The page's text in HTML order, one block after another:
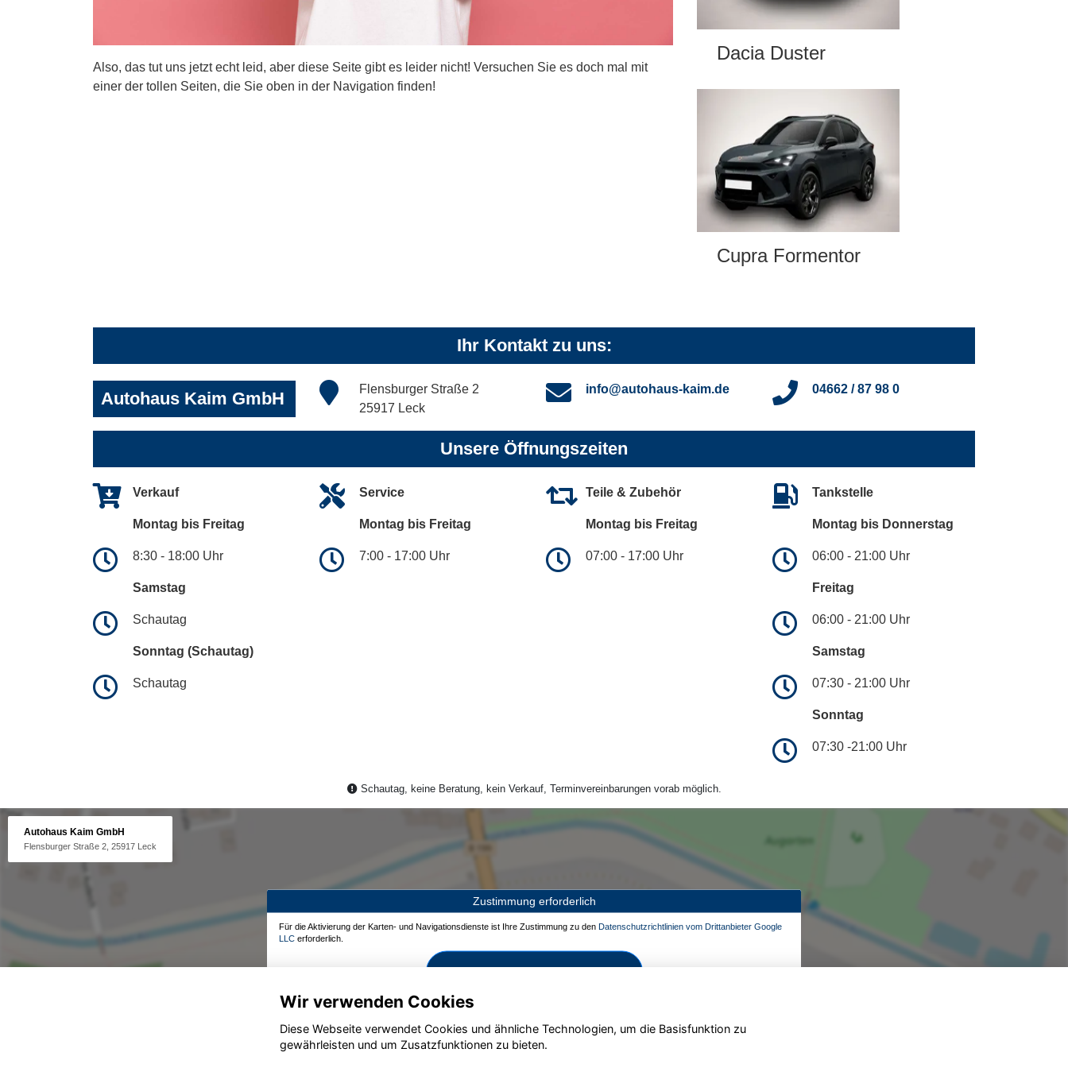
Also, das tut uns jetzt echt leid, aber diese Seite gibt es leider nicht! Versuchen Sie es doch mal mit
einer der tollen Seiten, die Sie oben in der Navigation finden!
Dacia Duster
Cupra Formentor
Ihr Kontakt zu uns:
Autohaus Kaim GmbH
Flensburger Straße 2
25917 Leck
info@autohaus-kaim.de 04662 / 87 98 0
Unsere Öffnungszeiten
Verkauf
Montag bis Freitag
8:30 - 18:00 Uhr
Samstag
Schautag
Sonntag (Schautag)
Schautag
Service
Montag bis Freitag
7:00 - 17:00 Uhr
Teile & Zubehör
Montag bis Freitag
07:00 - 17:00 Uhr
Tankstelle
Montag bis Donnerstag
06:00 - 21:00 Uhr
Freitag
06:00 - 21:00 Uhr
Samstag
07:30 - 21:00 Uhr
Sonntag
07:30 -21:00 Uhr
Schautag, keine Beratung, kein Verkauf, Terminvereinbarungen vorab möglich.
Autohaus Kaim GmbH
Flensburger Straße 2, 25917 Leck
Zustimmung erforderlich
Für die Aktivierung der Karten- und Navigationsdienste ist Ihre Zustimmung zu den Datenschutzrichtlinien vom Drittanbieter Google
LLC erforderlich.
Zustimmen und aktivieren
Wir verwenden Cookies
Diese Webseite verwendet Cookies und ähnliche Technologien, um die Basisfunktion zu
gewährleisten und um Zusatzfunktionen zu bieten.